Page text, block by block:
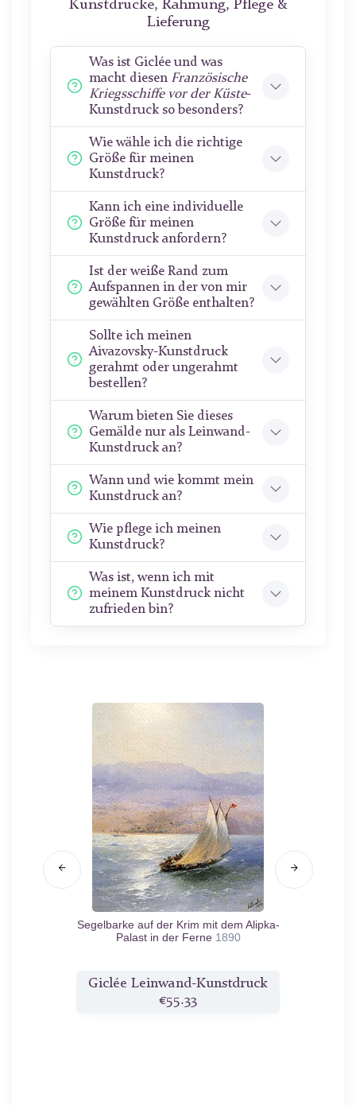
Kunstdrucke, Rahmung, Pflege &
Lieferung
Was ist Giclée und was
macht diesen Französische
Kriegsschiffe vor der Küste-
Kunstdruck so besonders?
Wie wähle ich die richtige
Größe für meinen
Kunstdruck?
Kann ich eine individuelle
Größe für meinen
Kunstdruck anfordern?
Ist der weiße Rand zum
Aufspannen in der von mir
gewählten Größe enthalten?
Sollte ich meinen
Aivazovsky-Kunstdruck
gerahmt oder ungerahmt
bestellen?
Warum bieten Sie dieses
Gemälde nur als Leinwand-
Kunstdruck an?
Wann und wie kommt mein
Kunstdruck an?
Wie pflege ich meinen
Kunstdruck?
Was ist, wenn ich mit
meinem Kunstdruck nicht
zufrieden bin?
Segelbarke auf der Krim mit dem Alipka-
Palast in der Ferne 1890
Giclée Leinwand-Kunstdruck
€55.33